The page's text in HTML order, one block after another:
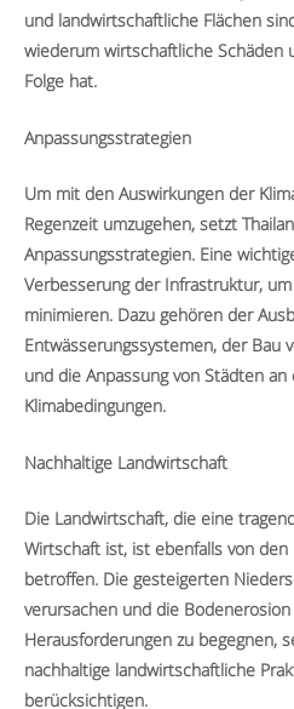
und landwirtschaftliche Flächen
wiederum wirtschaftliche Schäden
Folge hat.
Anpassungsstrategien
Um mit den Auswirkungen der
Regenzeit umzugehen, setzt
Anpassungsstrategien. Eine
Verbesserung der Infrastruktur,
minimieren. Dazu gehören der
Entwässerungssystemen, der Bau
und die Anpassung von Städten
Klimabedingungen.
Nachhaltige Landwirtschaft
Die Landwirtschaft, die eine
Wirtschaft ist, ist ebenfalls von den
betroffen. Die gesteigerten
verursachen und die
Herausforderungen zu begegnen,
nachhaltige landwirtschaftliche
berücksichtigen.